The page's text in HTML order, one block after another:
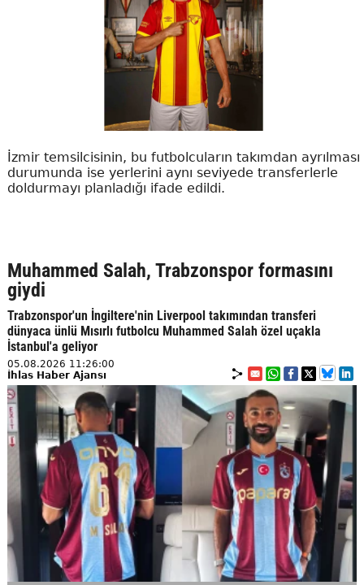
İzmir temsilcisinin, bu futbolcuların takımdan ayrılması
durumunda ise yerlerini aynı seviyede transferlerle
doldurmayı planladığı ifade edildi.
Muhammed Salah, Trabzonspor formasını
giydi
Trabzonspor'un İngiltere'nin Liverpool takımından transferi
dünyaca ünlü Mısırlı futbolcu Muhammed Salah özel uçakla
İstanbul'a geliyor
05.08.2026 11:26:00
İhlas Haber Ajansı